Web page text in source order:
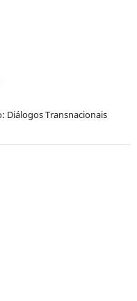
Diálogos Transnacionais